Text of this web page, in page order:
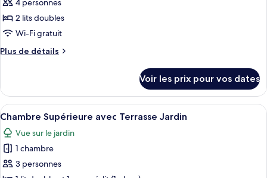
pour
ce
type
chambre :
2 lits doubles
Wi-Fi gratuit
Plus de détails
Plus
le
type
de
Chambre
Supérieure
Voir les prix pour vos dates
Afficher
toutes
les
photos
pour
Chambre Supérieure avec Terrasse
6
Chambre Supérieure avec Terrasse Jardin
Vue sur le jardin
1 chambre
3 personnes